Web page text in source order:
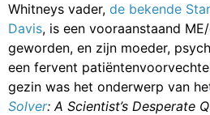
Whitneys vader, de bekende
Davis, is een vooraanstaand
geworden, en zijn moeder,
een fervent
gezin was het onderwerp van
Solver: A Scientist’s Desperate